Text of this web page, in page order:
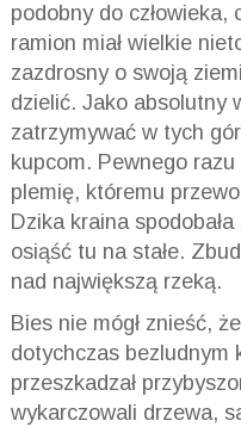
podobny do człowieka,
ramion miał wielkie
zazdrosny o swoją
dzielić. Jako absolutny
zatrzymywać w tych
kupcom. Pewnego
plemię, któremu
Dzika kraina
osiąść tu na stałe.
nad największą rzeką.
Bies nie mógł znieść,
dotychczas bezludnym
przeszkadzał
wykarczowali drzewa,